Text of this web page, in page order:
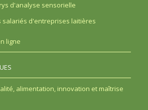
d'analyse sensorielle
salariés d'entreprises laitières
ligne
alimentation, innovation et maîtrise